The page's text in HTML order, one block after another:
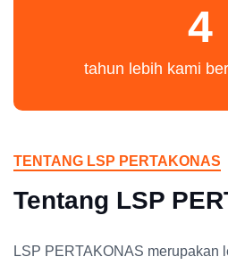
4
tahun lebih kami
TENTANG LSP PERTAKONAS
Tentang LSP
LSP PERTAKONAS merupakan